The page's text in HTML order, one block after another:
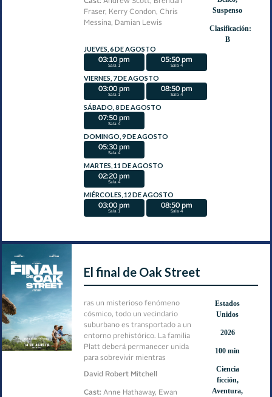
y militar aumenta, una sola
decisión podría cambiar el rumbo
Fraser, Kerry Condon, Chris
Messina, Damian Lewis
Suspenso
Clasificación:
B
JUEVES, 6 DE AGOSTO
03:10 pm
Sala 1
05:50 pm
Sala 4
VIERNES, 7 DE AGOSTO
03:00 pm
Sala 1
08:50 pm
Sala 4
SÁBADO, 8 DE AGOSTO
07:50 pm
Sala 4
DOMINGO, 9 DE AGOSTO
05:30 pm
Sala 4
MARTES, 11 DE AGOSTO
02:20 pm
Sala 4
MIÉRCOLES, 12 DE AGOSTO
03:00 pm
Sala 1
08:50 pm
Sala 4
El final de Oak Street
ras un misterioso fenómeno
cósmico, todo un vecindario
suburbano es transportado a un
entorno prehistórico. La familia
Platt deberá permanecer unida
para sobrevivir mientras
David Robert Mitchell
Cast: Anne Hathaway, Ewan
Estados
Unidos
2026
100 min
Ciencia
ficción,
Aventura,